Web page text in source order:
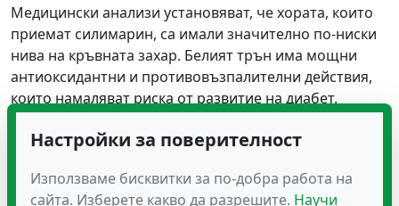
Медицински анализи установяват, че хората, които
приемат силимарин, са имали значително по-ниски
нива на кръвната захар. Белият трън има мощни
антиоксидантни и противовъзпалителни действия,
които намаляват риска от развитие на диабет.
За ефикасно предотвратяване на висока кръвна
захар и Диабет тип 2 е добре да се грижим повече за
нашето здраве хранейки се здравословно,
спортувайки и приемайки правилните хранителни
Настройки за поверителност
Използваме бисквитки за по-добра работа на
сайта. Изберете какво да разрешите. Научи